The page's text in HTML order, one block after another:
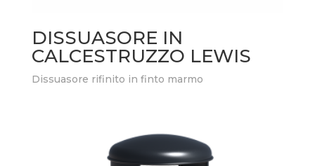
DISSUASORE IN
CALCESTRUZZO LEWIS
Dissuasore rifinito in finto marmo